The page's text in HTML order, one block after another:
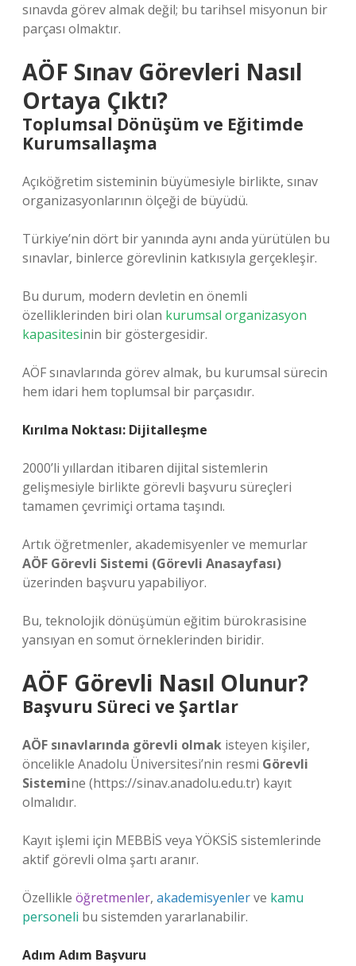
sınavda görev almak değil; bu tarihsel misyonun bir
parçası olmaktır.
AÖF Sınav Görevleri Nasıl
Ortaya Çıktı?
Toplumsal Dönüşüm ve Eğitimde
Kurumsallaşma
Açıköğretim sisteminin büyümesiyle birlikte, sınav
organizasyonlarının ölçeği de büyüdü.
Türkiye’nin dört bir yanında aynı anda yürütülen bu
sınavlar, binlerce görevlinin katkısıyla gerçekleşir.
Bu durum, modern devletin en önemli
özelliklerinden biri olan kurumsal organizasyon
kapasitesinin bir göstergesidir.
AÖF sınavlarında görev almak, bu kurumsal sürecin
hem idari hem toplumsal bir parçasıdır.
Kırılma Noktası: Dijitalleşme
2000’li yıllardan itibaren dijital sistemlerin
gelişmesiyle birlikte görevli başvuru süreçleri
tamamen çevrimiçi ortama taşındı.
Artık öğretmenler, akademisyenler ve memurlar
AÖF Görevli Sistemi (Görevli Anasayfası)
üzerinden başvuru yapabiliyor.
Bu, teknolojik dönüşümün eğitim bürokrasisine
yansıyan en somut örneklerinden biridir.
AÖF Görevli Nasıl Olunur?
Başvuru Süreci ve Şartlar
AÖF sınavlarında görevli olmak isteyen kişiler,
öncelikle Anadolu Üniversitesi’nin resmi Görevli
Sistemine (https://sinav.anadolu.edu.tr) kayıt
olmalıdır.
Kayıt işlemi için MEBBİS veya YÖKSİS sistemlerinde
aktif görevli olma şartı aranır.
Özellikle öğretmenler, akademisyenlerve kamu
personeli bu sistemden yararlanabilir.
Adım Adım Başvuru